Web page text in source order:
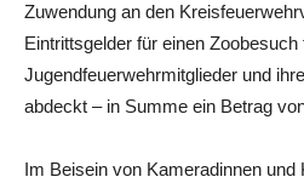
Zuwendung an den
Eintrittsgelder für einen
Jugendfeuerwehrmitglieder und
abdeckt – in Summe ein Betrag
Im Beisein von Kameradinnen und